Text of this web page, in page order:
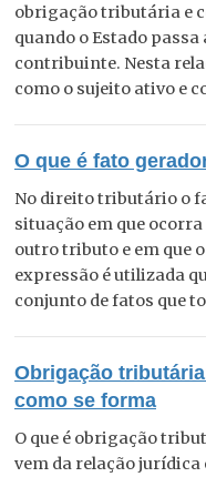
obrigação tributária e
quando o Estado
contribuinte. Nesta
como o sujeito ativo e
O que é fato
No direito tributário o
situação em que
outro tributo e em que
expressão é utilizada
conjunto de fatos que
Obrigação
como se forma
O que é obrigação
vem da relação